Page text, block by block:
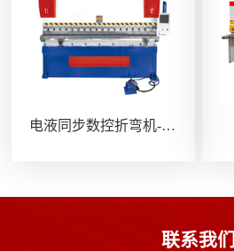
电液同步数控折弯机-DEK110T/3200
联系我们